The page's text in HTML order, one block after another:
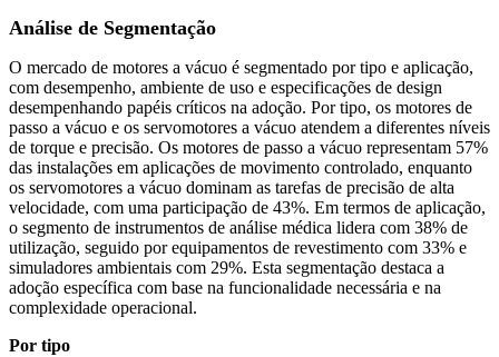
Análise de Segmentação
O mercado de motores a vácuo é segmentado por tipo e aplicação,
com desempenho, ambiente de uso e especificações de design
desempenhando papéis críticos na adoção. Por tipo, os motores de
passo a vácuo e os servomotores a vácuo atendem a diferentes níveis
de torque e precisão. Os motores de passo a vácuo representam 57%
das instalações em aplicações de movimento controlado, enquanto
os servomotores a vácuo dominam as tarefas de precisão de alta
velocidade, com uma participação de 43%. Em termos de aplicação,
o segmento de instrumentos de análise médica lidera com 38% de
utilização, seguido por equipamentos de revestimento com 33% e
simuladores ambientais com 29%. Esta segmentação destaca a
adoção específica com base na funcionalidade necessária e na
complexidade operacional.
Por tipo